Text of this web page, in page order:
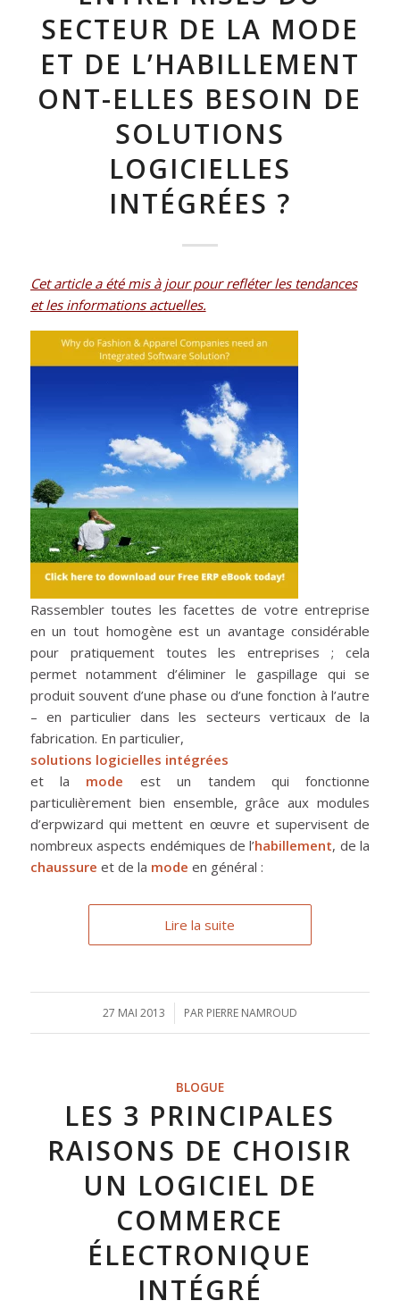
SECTEUR DE LA MODE
ET DE L’HABILLEMENT
ONT-ELLES BESOIN DE
SOLUTIONS
LOGICIELLES
INTÉGRÉES ?
Cet article a été mis à jour pour refléter les tendances
et les informations actuelles.
Rassembler toutes les facettes de votre entreprise
en un tout homogène est un avantage considérable
pour pratiquement toutes les entreprises ; cela
permet notamment d’éliminer le gaspillage qui se
produit souvent d’une phase ou d’une fonction à l’autre
– en particulier dans les secteurs verticaux de la
fabrication. En particulier,
solutions logicielles intégrées
et la mode est un tandem qui fonctionne
particulièrement bien ensemble, grâce aux modules
d’erpwizard qui mettent en œuvre et supervisent de
nombreux aspects endémiques de l’habillement, de la
chaussure et de la mode en général :
Lire la suite
27 MAI 2013
/ PAR PIERRE NAMROUD
BLOGUE
LES 3 PRINCIPALES
RAISONS DE CHOISIR
UN LOGICIEL DE
COMMERCE
ÉLECTRONIQUE
INTÉGRÉ